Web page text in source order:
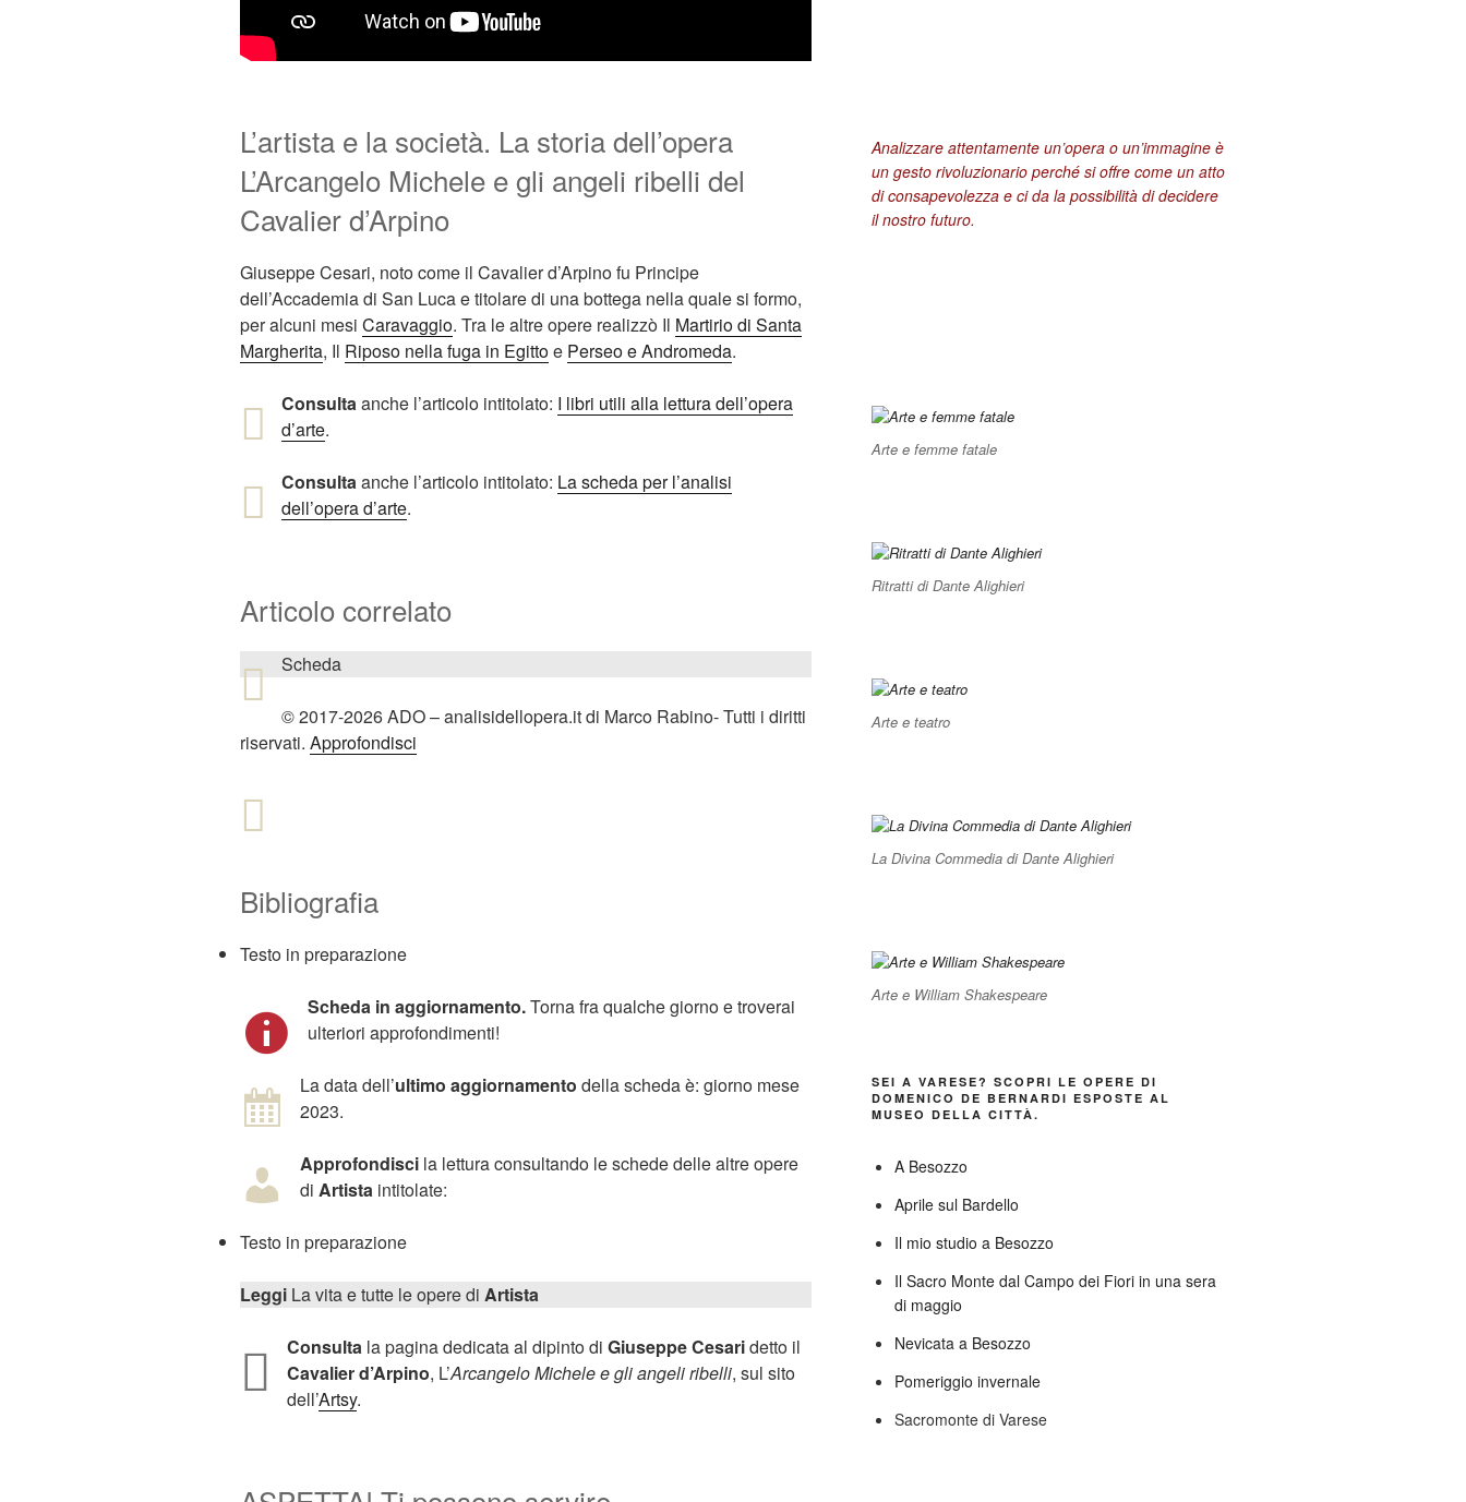
L’artista e la società. La storia dell’opera
L’Arcangelo Michele e gli angeli ribelli del
Cavalier d’Arpino
Giuseppe Cesari, noto come il Cavalier d’Arpino fu Principe
dell’Accademia di San Luca e titolare di una bottega nella quale si formo,
per alcuni mesi Caravaggio. Tra le altre opere realizzò Il Martirio di Santa
Margherita, Il Riposo nella fuga in Egittoe Perseo e Andromeda.
Consultaanche l’articolo intitolato: I libri utili alla lettura dell’opera
d’arte.
Consultaanche l’articolo intitolato: La scheda per l’analisi
dell’opera d’arte.
Articolo correlato
Scheda
© 2017-2026 ADO – analisidellopera.it di Marco Rabino- Tutti i diritti
riservati. Approfondisci
Bibliografia
Testo in preparazione
Scheda in aggiornamento.Torna fra qualche giorno e troverai
ulteriori approfondimenti!
La data dell’ultimo aggiornamento della scheda è: giorno mese
2023.
Approfondisci la lettura consultando le schede delle altre opere
di Artista intitolate:
Testo in preparazione
Leggi La vita e tutte le opere di Artista
Consulta la pagina dedicata al dipinto di Giuseppe Cesaridetto il
Cavalier d’Arpino, L’Arcangelo Michele e gli angeli ribelli, sul sito
dell’Artsy.
Analizzare attentamente un’opera o un’immagine è
un gesto rivoluzionario perché si offre come un atto
di consapevolezza e ci da la possibilità di decidere
il nostro futuro.
Arte e femme fatale
Ritratti di Dante Alighieri
Arte e teatro
La Divina Commedia di Dante Alighieri
Arte e William Shakespeare
SEI A VARESE? SCOPRI LE OPERE DI
DOMENICO DE BERNARDI ESPOSTE AL
MUSEO DELLA CITTÀ.
A Besozzo
Aprile sul Bardello
Il mio studio a Besozzo
Il Sacro Monte dal Campo dei Fiori in una sera
di maggio
Nevicata a Besozzo
Pomeriggio invernale
Sacromonte di Varese